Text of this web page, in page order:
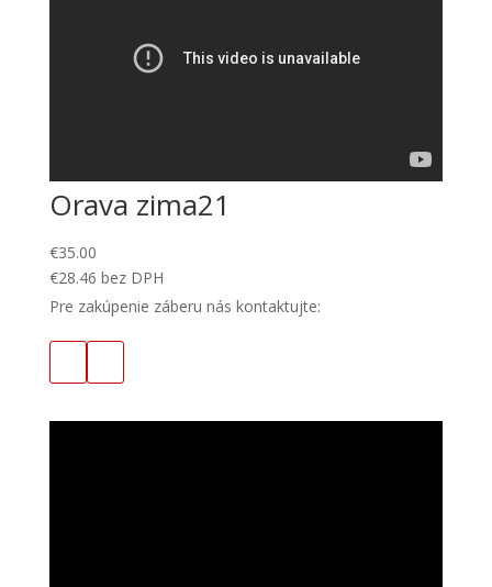
Orava zima21
€35.00
€28.46 bez DPH
Pre zakúpenie záberu nás kontaktujte: